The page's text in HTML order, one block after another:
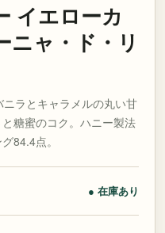
イエローカ
ニャ・ド・リ
ラとキャラメルの丸い甘
糖蜜のコク。ハニー製法
84.4点。
● 在庫あり